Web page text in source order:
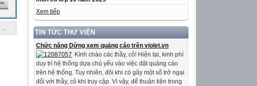
Xem tiếp
TIN TỨC THƯ VIỆN
Chức năng Dừng xem quảng cáo trên violet.vn
Kính chào các thầy, cô! Hiện tại, kinh phí
duy trì hệ thống dựa chủ yếu vào việc đặt quảng cáo
trên hệ thống. Tuy nhiên, đôi khi có gây một số trở ngại
đối với thầy, cô khi truy cập. Vì vậy, để thuận tiện trong
...